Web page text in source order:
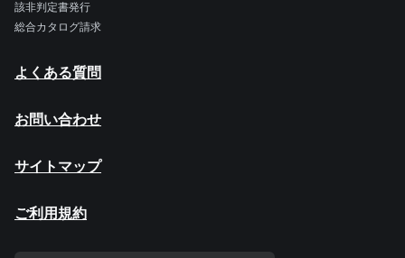
該非判定書発行
総合カタログ請求
よくある質問
お問い合わせ
サイトマップ
ご利用規約